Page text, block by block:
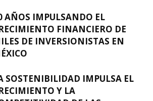
AÑOS IMPULSANDO EL
FINANCIERO DE
DE INVERSIONISTAS EN
SOSTENIBILIDAD IMPULSA EL
Y LA